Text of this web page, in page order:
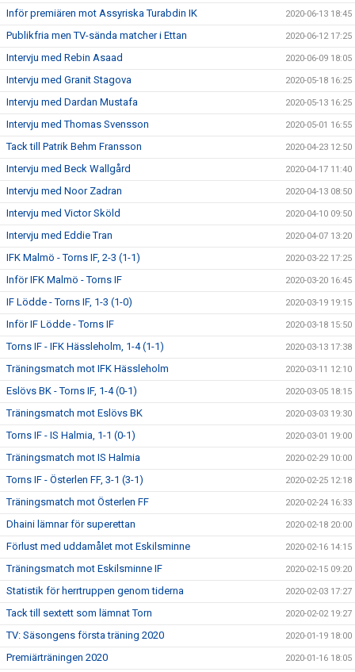
Inför premiären mot Assyriska Turabdin IK 2020-06-13 18:45
Publikfria men TV-sända matcher i Ettan 2020-06-12 17:25
Intervju med Rebin Asaad 2020-06-09 18:05
Intervju med Granit Stagova 2020-05-18 16:25
Intervju med Dardan Mustafa 2020-05-13 16:25
Intervju med Thomas Svensson 2020-05-01 16:55
Tack till Patrik Behm Fransson 2020-04-23 12:50
Intervju med Beck Wallgård 2020-04-17 11:40
Intervju med Noor Zadran 2020-04-13 08:50
Intervju med Victor Sköld 2020-04-10 09:50
Intervju med Eddie Tran 2020-04-07 13:20
IFK Malmö - Torns IF, 2-3 (1-1) 2020-03-22 17:25
Inför IFK Malmö - Torns IF 2020-03-20 16:45
IF Lödde - Torns IF, 1-3 (1-0) 2020-03-19 19:15
Inför IF Lödde - Torns IF 2020-03-18 15:50
Torns IF - IFK Hässleholm, 1-4 (1-1) 2020-03-13 17:38
Träningsmatch mot IFK Hässleholm 2020-03-11 12:10
Eslövs BK - Torns IF, 1-4 (0-1) 2020-03-05 18:15
Träningsmatch mot Eslövs BK 2020-03-03 19:30
Torns IF - IS Halmia, 1-1 (0-1) 2020-03-01 19:00
Träningsmatch mot IS Halmia 2020-02-29 10:00
Torns IF - Österlen FF, 3-1 (3-1) 2020-02-25 12:18
Träningsmatch mot Österlen FF 2020-02-24 16:33
Dhaini lämnar för superettan 2020-02-18 20:00
Förlust med uddamålet mot Eskilsminne 2020-02-16 14:15
Träningsmatch mot Eskilsminne IF 2020-02-15 09:20
Statistik för herrtruppen genom tiderna 2020-02-03 17:27
Tack till sextett som lämnat Torn 2020-02-02 19:27
TV: Säsongens första träning 2020 2020-01-19 18:00
Premiärträningen 2020 2020-01-16 18:05